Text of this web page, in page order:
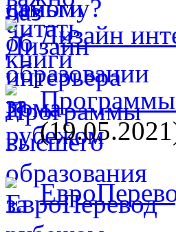
Дизайн
Программы